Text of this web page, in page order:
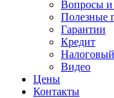
Вопросы и
Полезные
Гарантии
Кредит
Видео
Цены
Контакты